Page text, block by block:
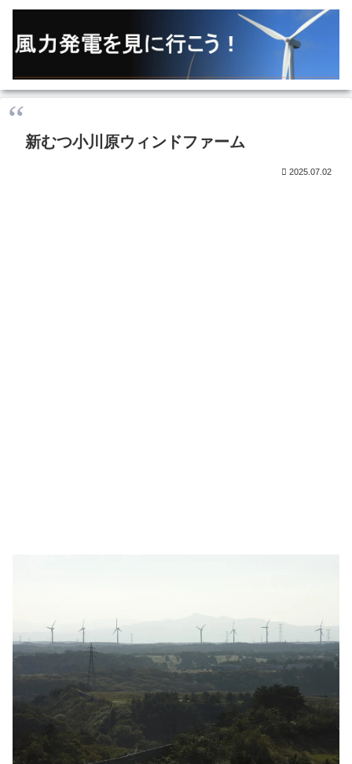
新むつ小川原ウィンドファーム
2025.07.02